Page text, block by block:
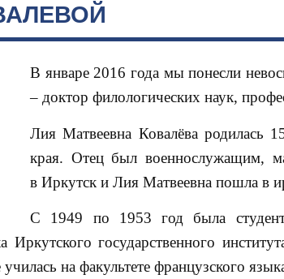
В январе 2016 года мы понесли
– доктор филологических наук,
Лия Матвеевна Ковалёва родилась
края. Отец был военнослужащим,
в Иркутск и Лия Матвеевна пошла
С 1949 по 1953 год была
Иркутского государственного
училась на факультете французского